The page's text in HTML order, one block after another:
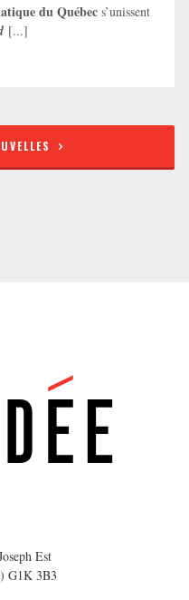
du Québec s’unissent
[...]
Est
G1K 3B3